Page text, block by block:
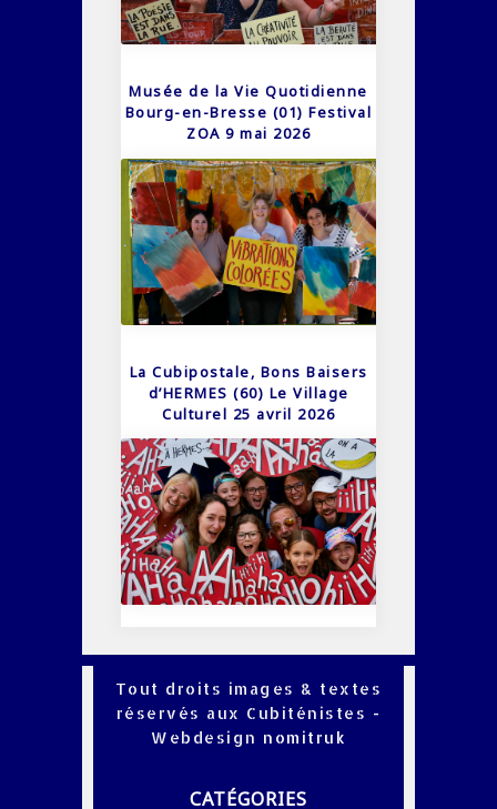
Musée de la Vie Quotidienne
Bourg-en-Bresse (01) Festival
ZOA 9 mai 2026
La Cubipostale, Bons Baisers
d’HERMES (60) Le Village
Culturel 25 avril 2026
Tout droits images & textes
réservés aux Cubiténistes -
Webdesign nomitruk
CATÉGORIES